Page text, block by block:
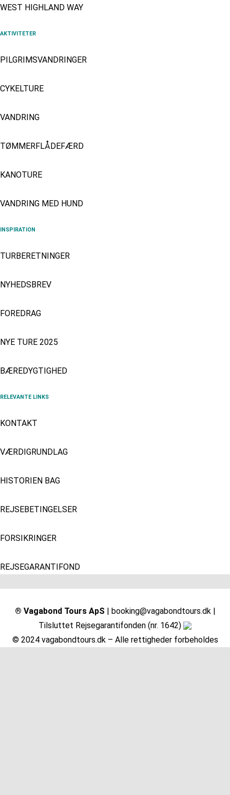
WEST HIGHLAND WAY
AKTIVITETER
PILGRIMSVANDRINGER
CYKELTURE
VANDRING
TØMMERFLÅDEFÆRD
KANOTURE
VANDRING MED HUND
INSPIRATION
TURBERETNINGER
NYHEDSBREV
FOREDRAG
NYE TURE 2025
BÆREDYGTIGHED
RELEVANTE LINKS
KONTAKT
VÆRDIGRUNDLAG
HISTORIEN BAG
REJSEBETINGELSER
FORSIKRINGER
REJSEGARANTIFOND
® Vagabond Tours ApS | booking@vagabondtours.dk |
Tilsluttet Rejsegarantifonden (nr. 1642)
© 2024 vagabondtours.dk – Alle rettigheder forbeholdes